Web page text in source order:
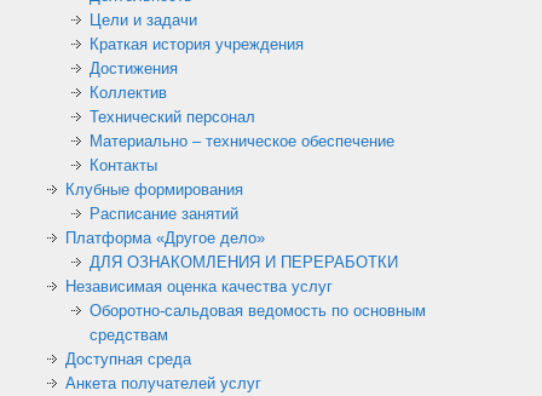
Цели и задачи
Краткая история учреждения
Достижения
Коллектив
Технический персонал
Материально – техническое обеспечение
Контакты
Клубные формирования
Расписание занятий
Платформа «Другое дело»
ДЛЯ ОЗНАКОМЛЕНИЯ И ПЕРЕРАБОТКИ
Независимая оценка качества услуг
Оборотно-сальдовая ведомость по основным
средствам
Доступная среда
Анкета получателей услуг